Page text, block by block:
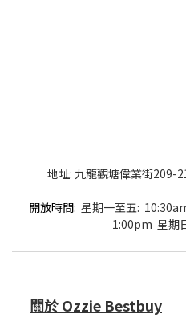
地址: 九龍觀塘偉業街209-
開放時間: 星期一至五:
1:00pm 星期
關於 Ozzie Bestbuy